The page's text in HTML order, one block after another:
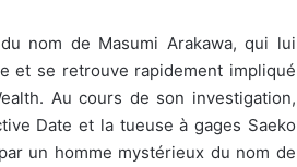
nom de Masumi Arakawa, qui lui
et se retrouve rapidement impliqué
Au cours de son investigation,
Date et la tueuse à gages Saeko
un homme mystérieux du nom de